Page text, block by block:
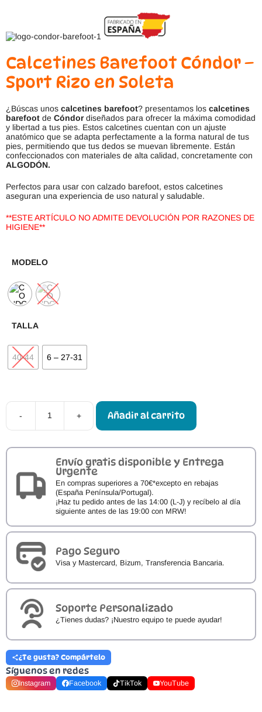
Calcetines Barefoot Cóndor –
Sport Rizo en Soleta
¿Búscas unos calcetines barefoot? presentamos los calcetines
barefoot de Cóndordiseñados para ofrecer la máxima comodidad
y libertad a tus pies. Estos calcetines cuentan con un ajuste
anatómico que se adapta perfectamente a la forma natural de tus
pies, permitiendo que tus dedos se muevan libremente. Están
confeccionados con materiales de alta calidad, concretamente con
ALGODÓN.
Perfectos para usar con calzado barefoot, estos calcetines
aseguran una experiencia de uso natural y saludable.
**ESTE ARTÍCULO NO ADMITE DEVOLUCIÓN POR RAZONES DE
HIGIENE**
MODELO
TALLA
40-44 6 – 27-31
-
Cóndor
Calcetines
Sport
Rizo
en
Soleta
cantidad
+ Añadir al carrito
Envío gratis disponible y Entrega
Urgente
En compras superiores a 70€*excepto en rebajas
(España Península/Portugal).
¡Haz tu pedido antes de las 14:00 (L-J) y recíbelo al día
siguiente antes de las 19:00 con MRW!
Pago Seguro
Visa y Mastercard, Bizum, Transferencia Bancaria.
Soporte Personalizado
¿Tienes dudas? ¡Nuestro equipo te puede ayudar!
¿Te gusta? Compártelo
Síguenos en redes
Instagram Facebook TikTok YouTube